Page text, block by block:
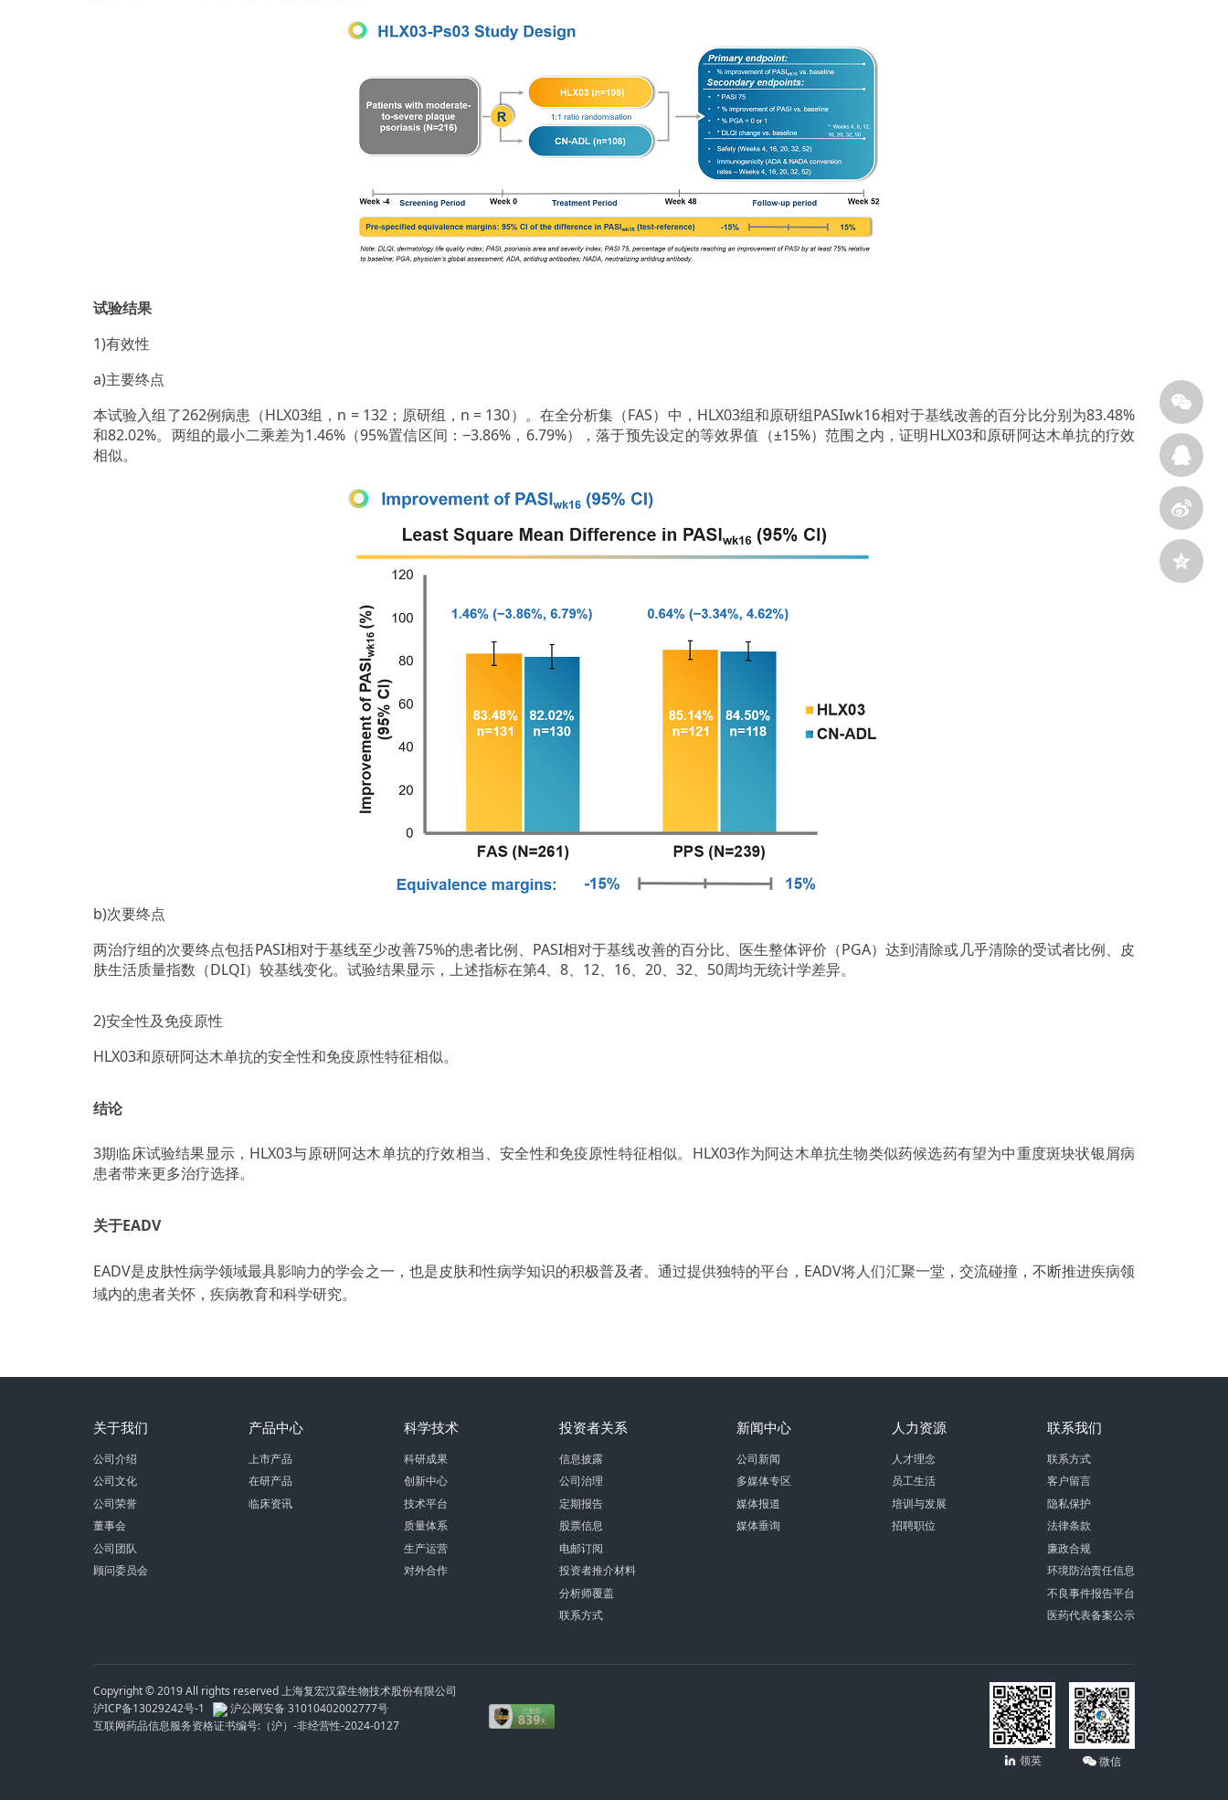
试验结果
1)有效性
a)主要终点
本试验入组了262例病患（HLX03组，n = 132；原研组，n = 130）。在全分析集（FAS）中，HLX03组和原研组PASIwk16相对于基线改善的百分比分别为83.48%
和82.02%。两组的最小二乘差为1.46%（95%置信区间：−3.86%，6.79%），落于预先设定的等效界值（±15%）范围之内，证明HLX03和原研阿达木单抗的疗效
相似。
b)次要终点
两治疗组的次要终点包括PASI相对于基线至少改善75%的患者比例、PASI相对于基线改善的百分比、医生整体评价（PGA）达到清除或几乎清除的受试者比例、皮
肤生活质量指数（DLQI）较基线变化。试验结果显示，上述指标在第4、8、12、16、20、32、50周均无统计学差异。
2)安全性及免疫原性
HLX03和原研阿达木单抗的安全性和免疫原性特征相似。
结论
3期临床试验结果显示，HLX03与原研阿达木单抗的疗效相当、安全性和免疫原性特征相似。HLX03作为阿达木单抗生物类似药候选药有望为中重度斑块状银屑病
患者带来更多治疗选择。
关于EADV
EADV是皮肤性病学领域最具影响力的学会之一，也是皮肤和性病学知识的积极普及者。通过提供独特的平台，EADV将人们汇聚一堂，交流碰撞，不断推进疾病领
域内的患者关怀，疾病教育和科学研究。
关于我们
公司介绍
公司文化
公司荣誉
董事会
公司团队
顾问委员会
产品中心
上市产品
在研产品
临床资讯
科学技术
科研成果
创新中心
技术平台
质量体系
生产运营
对外合作
投资者关系
信息披露
公司治理
定期报告
股票信息
电邮订阅
投资者推介材料
分析师覆盖
联系方式
新闻中心
公司新闻
多媒体专区
媒体报道
媒体垂询
人力资源
人才理念
员工生活
培训与发展
招聘职位
联系我们
联系方式
客户留言
隐私保护
法律条款
廉政合规
环境防治责任信息
不良事件报告平台
医药代表备案公示
Copyright © 2019 All rights reserved 上海复宏汉霖生物技术股份有限公司
沪ICP备13029242号-1
沪公网安备 31010402002777号
互联网药品信息服务资格证书编号:（沪）-非经营性-2024-0127
领英 微信